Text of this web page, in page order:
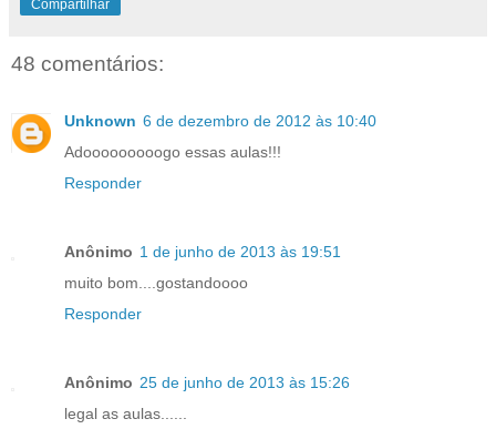
Compartilhar
48 comentários:
Unknown 6 de dezembro de 2012 às 10:40
Adooooooooogo essas aulas!!!
Responder
Anônimo 1 de junho de 2013 às 19:51
muito bom....gostandoooo
Responder
Anônimo 25 de junho de 2013 às 15:26
legal as aulas......